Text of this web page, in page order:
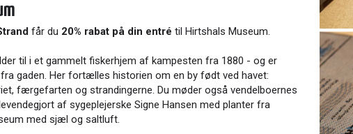
får du 20% rabat på din entré til Hirtshals Museum.
til i et gammelt fiskerhjem af kampesten fra 1880 - og er
gaden. Her fortælles historien om en by født ved havet:
færgefarten og strandingerne. Du møder også vendelboernes
af sygeplejerske Signe Hansen med planter fra
med sjæl og saltluft.